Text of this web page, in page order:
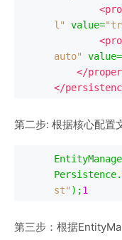
l"
value=
auto"
value=
</
</
第二步: 根据核心配
Persistence.
st" );1
第三步：根据